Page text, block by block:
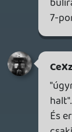
Rafanir
izgalmas,
új
Finn jó
Jóféle,